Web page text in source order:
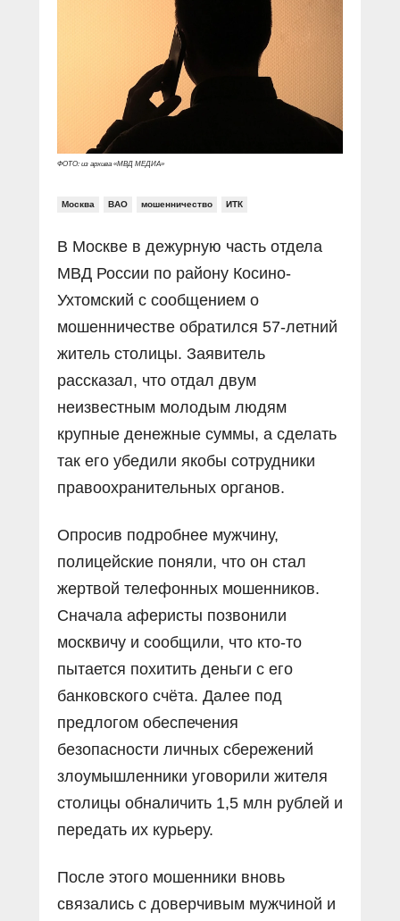
Социальные ролики
Документальные фильмы
Специальный репортаж
КиберПОСТОВОЙ
Журнал «Полиция России»
ФОТО: из архива «МВД МЕДИА»
Москва ВАО мошенничество ИТК
В Москве в дежурную часть отдела
МВД России по району Косино-
Ухтомский с сообщением о
мошенничестве обратился 57-летний
житель столицы. Заявитель
рассказал, что отдал двум
неизвестным молодым людям
крупные денежные суммы, а сделать
так его убедили якобы сотрудники
правоохранительных органов.
Опросив подробнее мужчину,
полицейские поняли, что он стал
жертвой телефонных мошенников.
Сначала аферисты позвонили
москвичу и сообщили, что кто-то
пытается похитить деньги с его
банковского счёта. Далее под
предлогом обеспечения
безопасности личных сбережений
злоумышленники уговорили жителя
столицы обналичить 1,5 млн рублей и
передать их курьеру.
После этого мошенники вновь
связались с доверчивым мужчиной и